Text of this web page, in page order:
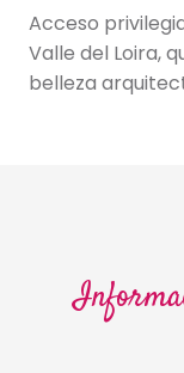
Acceso
Valle del Loira,
belleza